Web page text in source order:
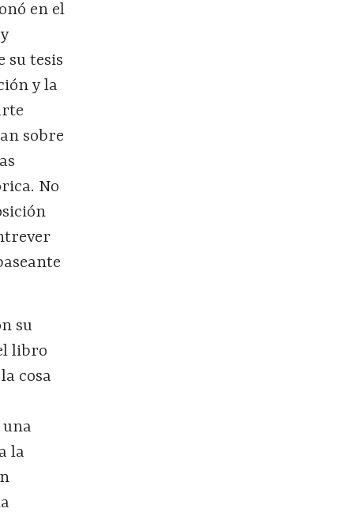
en el
su tesis
y la
sobre
No
su
libro
cosa
una
la